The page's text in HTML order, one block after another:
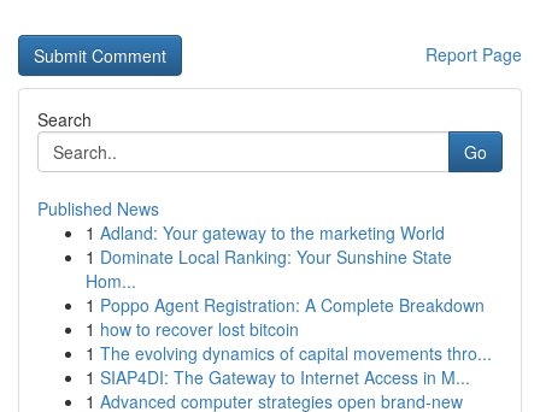
Report Page
Search
Go
Published News
1 Adland: Your gateway to the marketing World
1 Dominate Local Ranking: Your Sunshine State
Hom...
1 Poppo Agent Registration: A Complete Breakdown
1 how to recover lost bitcoin
1 The evolving dynamics of capital movements thro...
1 SIAP4DI: The Gateway to Internet Access in M...
1 Advanced computer strategies open brand-new